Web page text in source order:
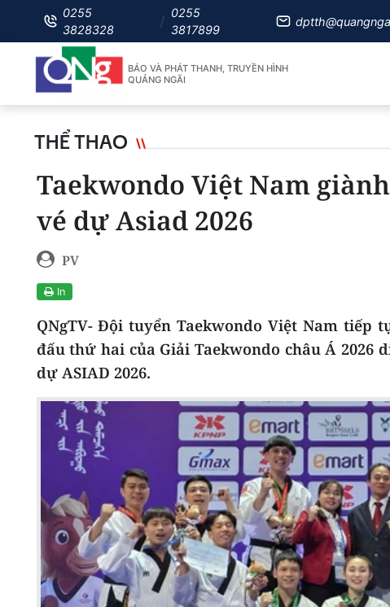
0255
3828328
0255
3817899
BÁO VÀ PHÁT THANH, TRUYỀN HÌNH
QUẢNG NGÃI
THỂ THAO
Taekwondo Việt Nam
vé dự Asiad 2026
PV
In
QNgTV- Đội tuyển Taekwondo Việt Nam
đấu thứ hai của Giải Taekwondo châu Á 2026
dự ASIAD 2026.